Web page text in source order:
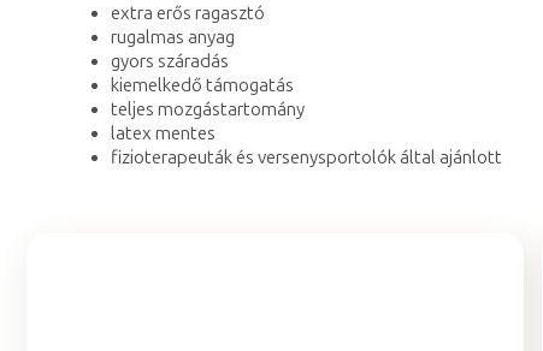
extra erős ragasztó
rugalmas anyag
gyors száradás
kiemelkedő támogatás
teljes mozgástartomány
latex mentes
fizioterapeuták és versenysportolók által ajánlott